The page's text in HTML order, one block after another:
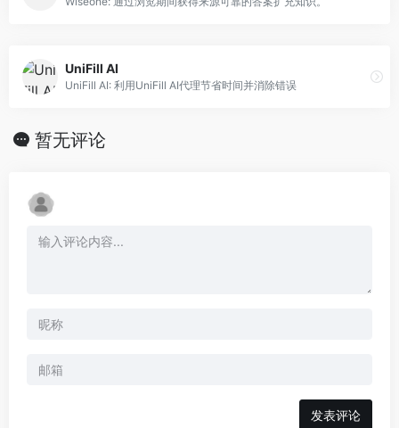
UniFill AI
UniFill AI: 利用UniFill AI代理节省时间并消除错误
暂无评论
发表评论